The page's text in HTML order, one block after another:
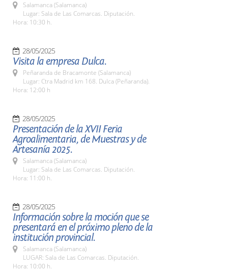
Salamanca (Salamanca)
Lugar: Sala de Las Comarcas. Diputación.
Hora: 10:30 h.
28/05/2025
Visita la empresa Dulca.
Peñaranda de Bracamonte (Salamanca)
Lugar: Ctra Madrid km 168. Dulca (Peñaranda).
Hora: 12:00 h
28/05/2025
Presentación de la XVII Feria
Agroalimentaria, de Muestras y de
Artesanía 2025.
Salamanca (Salamanca)
Lugar: Sala de Las Comarcas. Diputación.
Hora: 11:00 h.
28/05/2025
Información sobre la moción que se
presentará en el próximo pleno de la
institución provincial.
Salamanca (Salamanca)
LUGAR: Sala de Las Comarcas. Diputación.
Hora: 10:00 h.